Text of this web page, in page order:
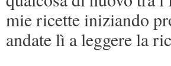
mie ricette iniziando
andate lì a leggere la